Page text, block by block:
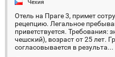
Чехия
Отель на Праге 3, примет
рецепцию. Легальное
приветствуется. Требования:
чешский), возраст от 25 лет.
согласовывается в результа...